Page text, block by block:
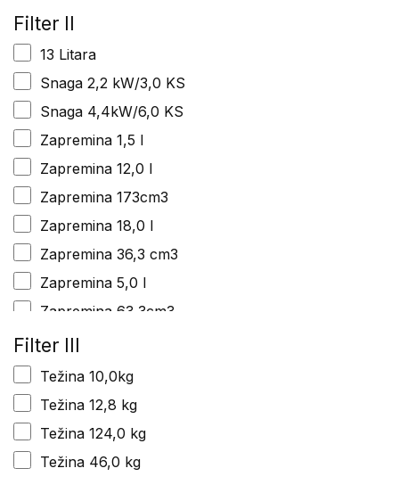
Težina 4,8 kg
Težina 68,0 kg
Filter II
13 Litara
Snaga 2,2 kW/3,0 KS
Snaga 4,4kW/6,0 KS
Zapremina 1,5 l
Zapremina 12,0 l
Zapremina 173cm3
Zapremina 18,0 l
Zapremina 36,3 cm3
Zapremina 5,0 l
Zapremina 63,3cm3
Zapremina252cm3
Filter III
Težina 10,0kg
Težina 12,8 kg
Težina 124,0 kg
Težina 46,0 kg